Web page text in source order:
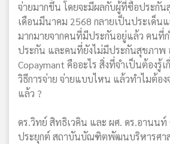
จ่ายมากขึ้น โดยจะมีผลกับผู้ที่ซื้อประกั
เดือนมีนาคม 2568 กลายเป็นประเด็น
มากมายจากคนที่มีประกันอยู่แล้ว คนที่ก
ประกัน และคนที่ยังไม่มีประกันสุขภาพ
Copaymant คืออะไร สิ่งที่จำเป็นต้องรู้เ
วิธีการจ่าย จ่ายแบบไหน แล้วทำไมต้อง
แล้ว ?
ดร.วิทย์ สิทธิเวคิน และ ผศ. ดร.อานน
ประยุกต์ สถาบันบัณฑิตพัฒนบริหารศา